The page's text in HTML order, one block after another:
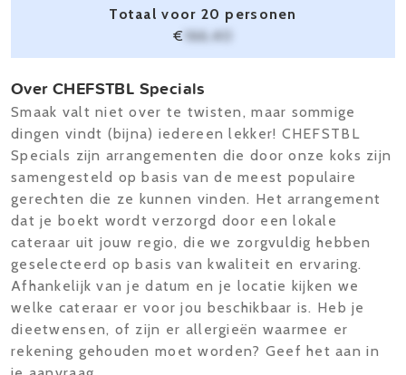
Totaal voor 20 personen
€ 166,40
Over CHEFSTBL Specials
Smaak valt niet over te twisten, maar sommige
dingen vindt (bijna) iedereen lekker! CHEFSTBL
Specials zijn arrangementen die door onze koks zijn
samengesteld op basis van de meest populaire
gerechten die ze kunnen vinden. Het arrangement
dat je boekt wordt verzorgd door een lokale
cateraar uit jouw regio, die we zorgvuldig hebben
geselecteerd op basis van kwaliteit en ervaring.
Afhankelijk van je datum en je locatie kijken we
welke cateraar er voor jou beschikbaar is. Heb je
dieetwensen, of zijn er allergieën waarmee er
rekening gehouden moet worden? Geef het aan in